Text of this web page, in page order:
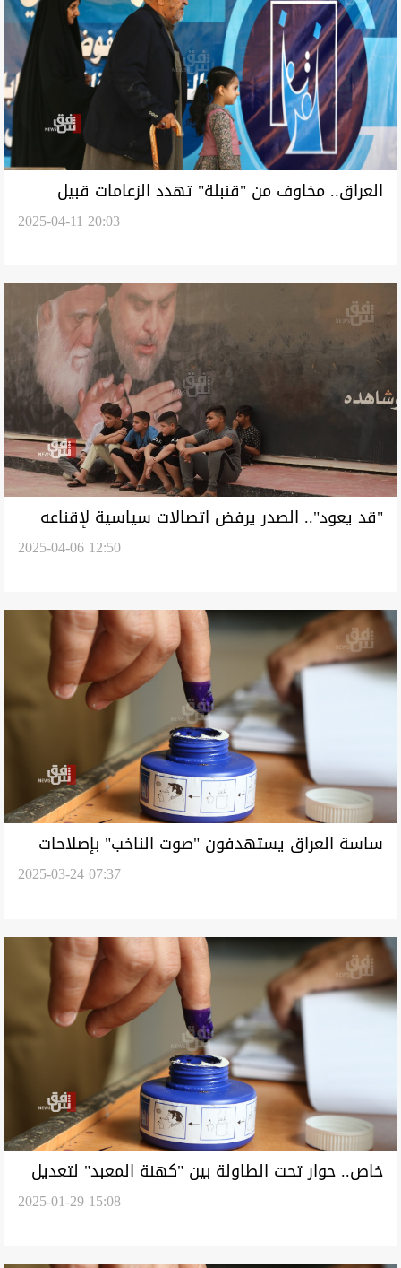
العراق.. مخاوف من "قنبلة" تهدد الزعامات قبيل
2025-04-11 20:03
"قد يعود".. الصدر يرفض اتصالات سياسية لإقناعه
2025-04-06 12:50
ساسة العراق يستهدفون "صوت الناخب" بإصلاحات
2025-03-24 07:37
خاص.. حوار تحت الطاولة بين "كهنة المعبد" لتعديل
2025-01-29 15:08